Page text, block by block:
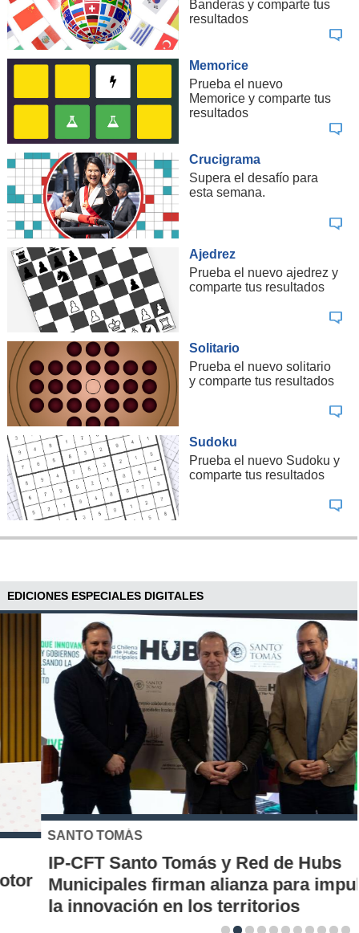
Banderas y comparte tus
resultados
Memorice
Prueba el nuevo
Memorice y comparte tus
resultados
Crucigrama
Supera el desafío para
esta semana.
Ajedrez
Prueba el nuevo ajedrez y
comparte tus resultados
Solitario
Prueba el nuevo solitario
y comparte tus resultados
Sudoku
Prueba el nuevo Sudoku y
comparte tus resultados
EDICIONES ESPECIALES DIGITALES
SANTO TOMÁS
IP-CFT Santo Tomás y Red de Hubs
Municipales firman alianza para impulsar
la innovación en los territorios